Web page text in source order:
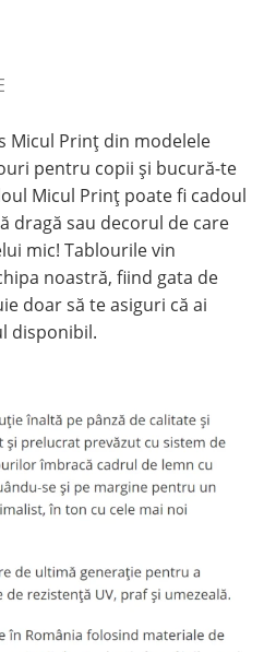
Micul Prinț din modelele
pentru copii și bucură-te
Micul Prinț poate fi cadoul
dragă sau decorul de care
mic! Tablourile vin
noastră, fiind gata de
doar să te asiguri că ai
disponibil.